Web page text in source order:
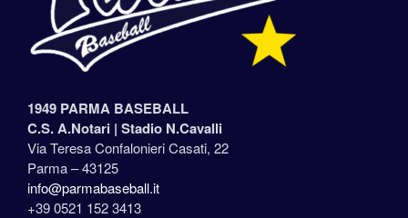
1949 PARMA BASEBALL
C.S. A.Notari | Stadio N.Cavalli
Via Teresa Confalonieri Casati, 22
Parma – 43125
info@parmabaseball.it
+39 0521 152 3413